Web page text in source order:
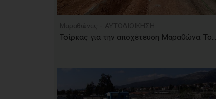
Τσίρκας για την αποχέτευση Μαραθώνα: Το...